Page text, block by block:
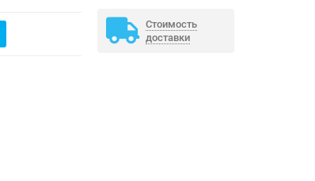
Стоимость
доставки